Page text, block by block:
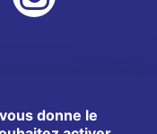
donne le